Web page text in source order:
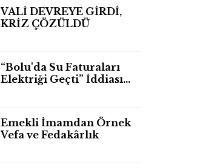
VALİ DEVREYE GİRDİ,
KRİZ ÇÖZÜLDÜ
“Bolu'da Su Faturaları
Elektriği Geçti” İddiası
Emekli İmamdan Örnek
Vefa ve Fedakârlık